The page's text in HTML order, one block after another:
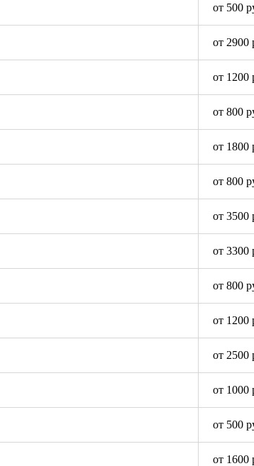
от 500
от 2900
от 1200
от 800
от 1800
от 800
от 3500
от 3300
от 800
от 1200
от 2500
от 1000
от 500
от 1600